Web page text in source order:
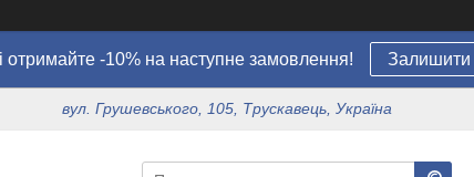
отримайте -10% на наступне замовлення! Залишити
вул. Грушевського, 105, Трускавець, Україна